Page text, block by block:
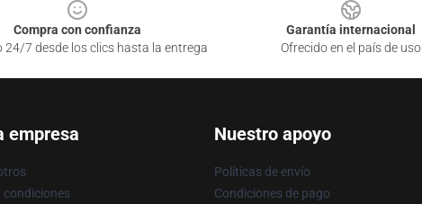
Compra con confianza
24/7 desde los clics hasta la entrega
Garantía internacional
Ofrecido en el país de uso
empresa
condiciones
Nuestro apoyo
Políticas de envío
Condiciones de pago